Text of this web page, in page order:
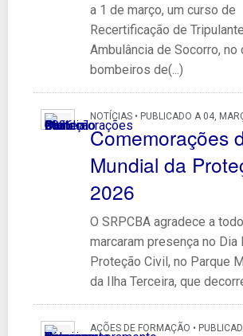
a 1 de março, um curso de
Recertificação de
Ambulância de Socorro, no
bombeiros de(...)
NOTÍCIAS • PUBLICADO A 04,
Comemorações
Mundial da
2026
O SRPCBA agradece a
marcaram presença no Dia
Proteção Civil, no Parque
da Ilha Terceira, que
AÇÕES DE FORMAÇÃO •